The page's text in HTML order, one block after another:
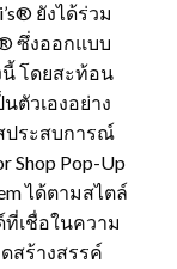
ยังได้ร่วม
ซึ่งออกแบบ
นี้ โดยสะท้อน
วเองอย่าง
ประสบการณ์
Shop Pop-Up
ได้ตามสไตล์
เชื่อในความ
สร้างสรรค์